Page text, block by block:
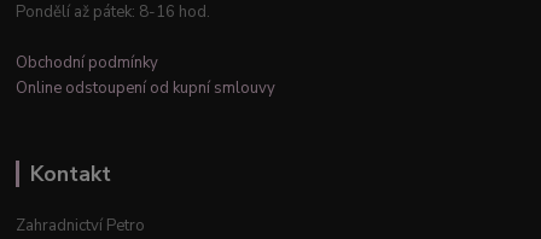
Pondělí až pátek: 8-16 hod.
Obchodní podmínky
Online odstoupení od kupní smlouvy
Kontakt
Zahradnictví Petro